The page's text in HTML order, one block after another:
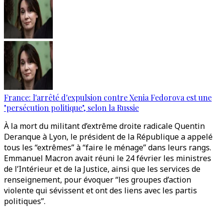
France: l'arrêté d'expulsion contre Xenia Fedorova est une
"persécution politique", selon la Russie
À la mort du militant d’extrême droite radicale Quentin
Deranque à Lyon, le président de la République a appelé
tous les “extrêmes” à “faire le ménage” dans leurs rangs.
Emmanuel Macron avait réuni le 24 février les ministres
de l’Intérieur et de la Justice, ainsi que les services de
renseignement, pour évoquer “les groupes d’action
violente qui sévissent et ont des liens avec les partis
politiques”.